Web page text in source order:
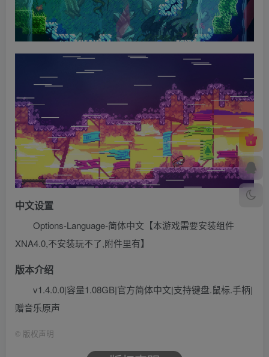
中文设置
Options-Language-简体中文【本游戏需要安装组件
XNA4.0,不安装玩不了,附件里有】
版本介绍
v1.4.0.0|容量1.08GB|官方简体中文|支持键盘.鼠标.手柄|
赠音乐原声
© 版权声明